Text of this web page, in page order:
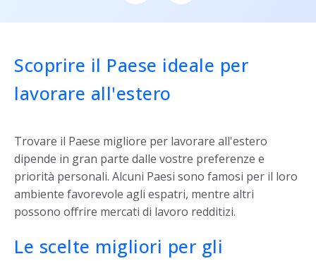
Scoprire il Paese ideale per
lavorare all'estero
Trovare il Paese migliore per lavorare all'estero
dipende in gran parte dalle vostre preferenze e
priorità personali. Alcuni Paesi sono famosi per il loro
ambiente favorevole agli espatri, mentre altri
possono offrire mercati di lavoro redditizi.
Le scelte migliori per gli